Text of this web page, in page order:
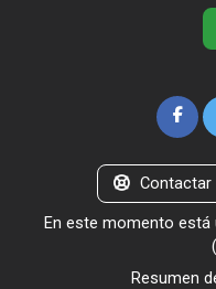
En este momento está
(
Resumen